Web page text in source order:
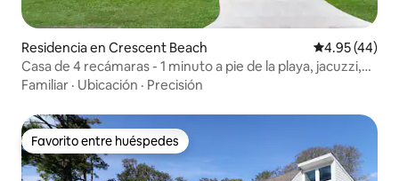
Residencia en Crescent Beach Calificación
4.95 (44)
Casa de 4 recámaras - 1 minuto a pie de la playa, jacuzzi,
SL10
Familiar · Ubicación · Precisión
Favorito entre huéspedes
Favorito entre huéspedes